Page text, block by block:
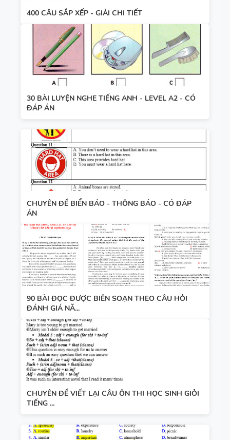
400 CÂU SẮP XẾP - GIẢI CHI TIẾT
30 BÀI LUYỆN NGHE TIẾNG ANH - LEVEL A2 - CÓ
ĐÁP ÁN
CHUYÊN ĐỀ BIỂN BÁO - THÔNG BÁO - CÓ ĐÁP
ÁN
90 BÀI ĐỌC ĐƯỢC BIÊN SOẠN THEO CÂU HỎI
ĐÁNH GIÁ NĂ...
CHUYÊN ĐỀ VIẾT LẠI CÂU ÔN THI HỌC SINH GIỎI
TIẾNG ...